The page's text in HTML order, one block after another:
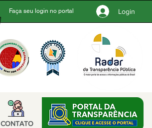
Faça seu login no portal Login
CONTATO